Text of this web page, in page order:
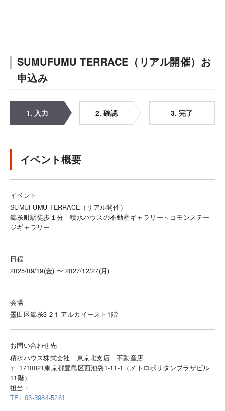
SUMUFUMU TERRACE（リアル開催）お
申込み
1. 入力 2. 確認 3. 完了
イベント概要
イベント
SUMUFUMU TERRACE（リアル開催）
錦糸町駅徒歩１分 積水ハウスの不動産ギャラリー～コモンステー
ジギャラリー
日程
2025/09/19(金) 〜 2027/12/27(月)
会場
墨田区錦糸3-2-1 アルカイースト1階
お問い合わせ先
積水ハウス株式会社 東京北支店 不動産店
〒 1710021東京都豊島区西池袋1-11-1（メトロポリタンプラザビル
11階）
担当：
TEL.03-3984-5261